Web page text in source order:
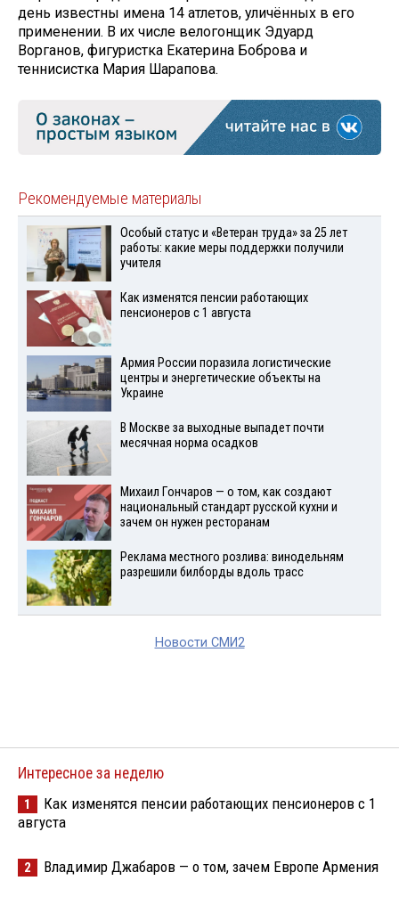
день известны имена 14 атлетов, уличённых в его
применении. В их числе велогонщик Эдуард
Ворганов, фигуристка Екатерина Боброва и
теннисистка Мария Шарапова.
Рекомендуемые материалы
Особый статус и «Ветеран труда» за 25 лет
работы: какие меры поддержки получили
учителя
Как изменятся пенсии работающих
пенсионеров с 1 августа
Армия России поразила логистические
центры и энергетические объекты на
Украине
В Москве за выходные выпадет почти
месячная норма осадков
Михаил Гончаров — о том, как создают
национальный стандарт русской кухни и
зачем он нужен ресторанам
Реклама местного розлива: винодельням
разрешили билборды вдоль трасс
Новости СМИ2
Интересное за неделю
1
Как изменятся пенсии работающих пенсионеров с 1
августа
2 Владимир Джабаров — о том, зачем Европе Армения